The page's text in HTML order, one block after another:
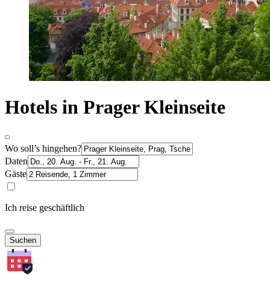
Hotels in Prager Kleinseite
Wo soll’s hingehen?
Daten
Gäste
Ich reise geschäftlich
Suchen